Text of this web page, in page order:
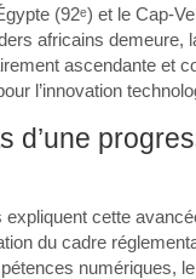
(92ᵉ) et le Cap-
africains demeure,
ascendante et
l’innovation
d’une
cette
du cadre
numériques,